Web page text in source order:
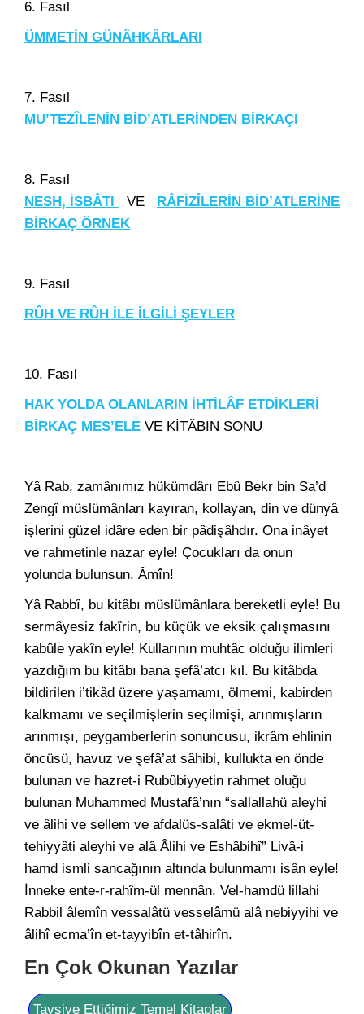
6. Fasıl
ÜMMETİN GÜNÂHKÂRLARI
7. Fasıl
MU’TEZÎLENİN BİD’ATLERİNDEN BİRKAÇI
8. Fasıl
NESH, İSBÂTI
VE RÂFİZÎLERİN BİD’ATLERİNE
BİRKAÇ ÖRNEK
9. Fasıl
RÛH VE RÛH İLE İLGİLİ ŞEYLER
10. Fasıl
HAK YOLDA OLANLARIN İHTİLÂF ETDİKLERİ
BİRKAÇ MES’ELE VE KİTÂBIN SONU
Yâ Rab, zamânımız hükümdârı Ebû Bekr bin Sa’d
Zengî müslümânları kayıran, kollayan, din ve dünyâ
işlerini güzel idâre eden bir pâdişâhdır. Ona inâyet
ve rahmetinle nazar eyle! Çocukları da onun
yolunda bulunsun. Âmîn!
Yâ Rabbî, bu kitâbı müslümânlara bereketli eyle! Bu
sermâyesiz fakîrin, bu küçük ve eksik çalışmasını
kabûle yakîn eyle! Kullarının muhtâc olduğu ilimleri
yazdığım bu kitâbı bana şefâ’atcı kıl. Bu kitâbda
bildirilen i’tikâd üzere yaşamamı, ölmemi, kabirden
kalkmamı ve seçilmişlerin seçilmişi, arınmışların
arınmışı, peygamberlerin sonuncusu, ikrâm ehlinin
öncüsü, havuz ve şefâ’at sâhibi, kullukta en önde
bulunan ve hazret-i Rubûbiyyetin rahmet oluğu
bulunan Muhammed Mustafâ’nın “sallallahü aleyhi
ve âlihi ve sellem ve afdalüs-salâti ve ekmel-üt-
tehiyyâti aleyhi ve alâ Âlihi ve Eshâbihî” Livâ-i
hamd ismli sancağının altında bulunmamı isân eyle!
İnneke ente-r-rahîm-ül mennân. Vel-hamdü lillahi
Rabbil âlemîn vessalâtü vesselâmü alâ nebiyyihi ve
âlihî ecma’în et-tayyibîn et-tâhirîn.
En Çok Okunan Yazılar
Tavsiye Ettiğimiz Temel Kitaplar